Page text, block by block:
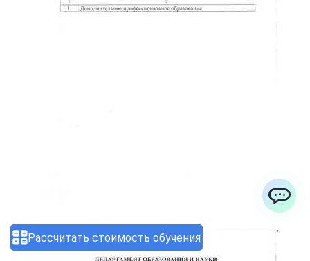
Рассчитать стоимость обучения